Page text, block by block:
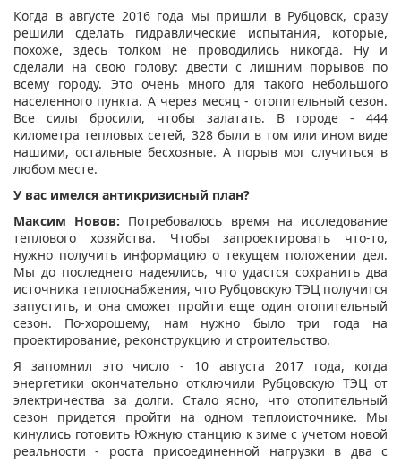
Когда в августе 2016 года мы пришли в Рубцовск, сразу
решили сделать гидравлические испытания, которые,
похоже, здесь толком не проводились никогда. Ну и
сделали на свою голову: двести с лишним порывов по
всему городу. Это очень много для такого небольшого
населенного пункта. А через месяц - отопительный сезон.
Все силы бросили, чтобы залатать. В городе - 444
километра тепловых сетей, 328 были в том или ином виде
нашими, остальные бесхозные. А порыв мог случиться в
любом месте.
У вас имелся антикризисный план?
Максим Новов: Потребовалось время на исследование
теплового хозяйства. Чтобы запроектировать что-то,
нужно получить информацию о текущем положении дел.
Мы до последнего надеялись, что удастся сохранить два
источника теплоснабжения, что Рубцовскую ТЭЦ получится
запустить, и она сможет пройти еще один отопительный
сезон. По-хорошему, нам нужно было три года на
проектирование, реконструкцию и строительство.
Я запомнил это число - 10 августа 2017 года, когда
энергетики окончательно отключили Рубцовскую ТЭЦ от
электричества за долги. Стало ясно, что отопительный
сезон придется пройти на одном теплоисточнике. Мы
кинулись готовить Южную станцию к зиме с учетом новой
реальности - роста присоединенной нагрузки в два с